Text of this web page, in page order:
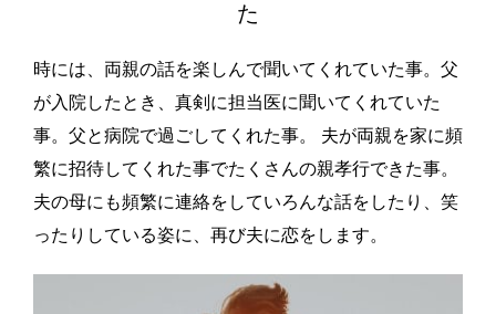
た
時には、両親の話を楽しんで聞いてくれていた事。父
が入院したとき、真剣に担当医に聞いてくれていた
事。父と病院で過ごしてくれた事。 夫が両親を家に頻
繁に招待してくれた事でたくさんの親孝行できた事。
夫の母にも頻繁に連絡をしていろんな話をしたり、笑
ったりしている姿に、再び夫に恋をします。